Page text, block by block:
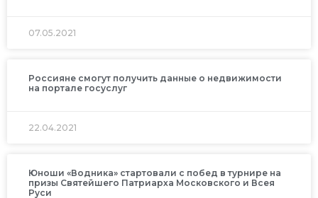
07.05.2021
Россияне смогут получить данные о недвижимости
на портале госуслуг
22.04.2021
Юноши «Водника» стартовали с побед в турнире на
призы Святейшего Патриарха Московского и Всея
Руси